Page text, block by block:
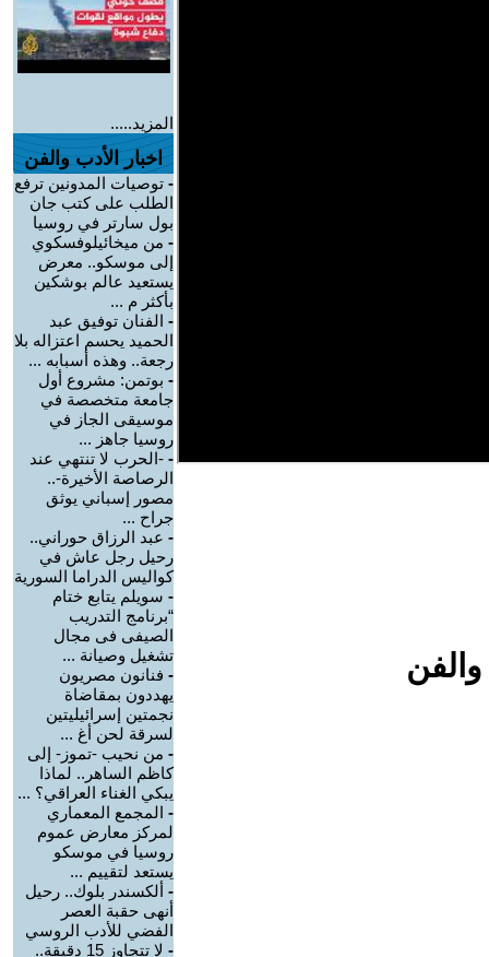
المزيد.....
اخبار الأدب والفن
- توصيات المدونين ترفع
الطلب على كتب جان
بول سارتر في روسيا
- من ميخائيلوفسكوي
إلى موسكو.. معرض
يستعيد عالم بوشكين
بأكثر م ...
- الفنان توفيق عبد
الحميد يحسم اعتزاله بلا
رجعة.. وهذه أسبابه ...
- بوتمن: مشروع أول
جامعة متخصصة في
موسيقى الجاز في
روسيا جاهز ...
- -الحرب لا تنتهي عند
الرصاصة الأخيرة-..
مصور إسباني يوثق
جراح ...
- عبد الرزاق حوراني..
رحيل رجل عاش في
كواليس الدراما السورية
- سويلم يتابع ختام
“برنامج التدريب
الصيفى فى مجال
تشغيل وصيانة ...
- فنانون مصريون
يهددون بمقاضاة
نجمتين إسرائيليتين
لسرقة لحن أغ ...
- من نحيب -تموز- إلى
كاظم الساهر.. لماذا
يبكي الغناء العراقي؟ ...
- المجمع المعماري
لمركز معارض عموم
روسيا في موسكو
يستعد لتقييم ...
- ألكسندر بلوك.. رحيل
أنهى حقبة العصر
الفضي للأدب الروسي
-
لا تتجاوز 15 دقيقة..